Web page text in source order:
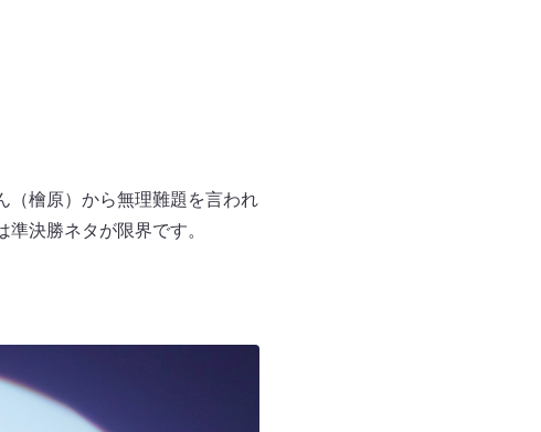
檜原）から無理難題を言われ
決勝ネタが限界です。